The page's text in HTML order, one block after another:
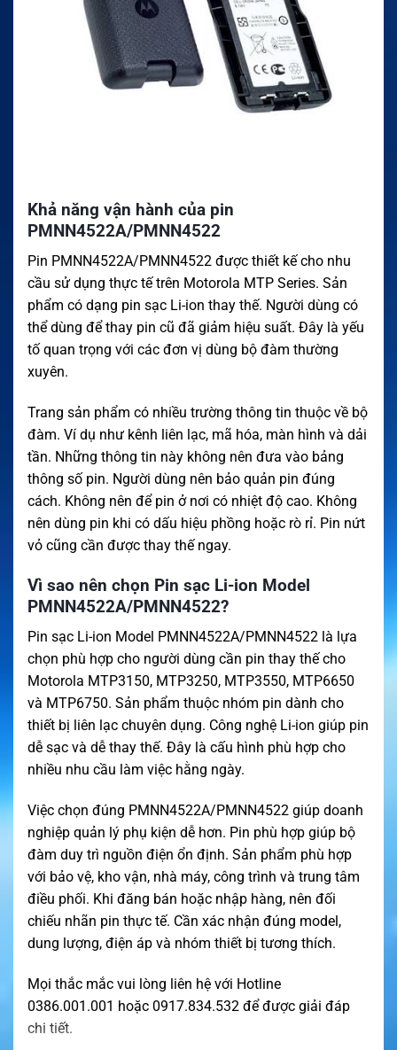
Khả năng vận hành của pin
PMNN4522A/PMNN4522
Pin PMNN4522A/PMNN4522 được thiết kế cho nhu
cầu sử dụng thực tế trên Motorola MTP Series. Sản
phẩm có dạng pin sạc Li-ion thay thế. Người dùng có
thể dùng để thay pin cũ đã giảm hiệu suất. Đây là yếu
tố quan trọng với các đơn vị dùng bộ đàm thường
xuyên.
Trang sản phẩm có nhiều trường thông tin thuộc về bộ
đàm. Ví dụ như kênh liên lạc, mã hóa, màn hình và dải
tần. Những thông tin này không nên đưa vào bảng
thông số pin. Người dùng nên bảo quản pin đúng
cách. Không nên để pin ở nơi có nhiệt độ cao. Không
nên dùng pin khi có dấu hiệu phồng hoặc rò rỉ. Pin nứt
vỏ cũng cần được thay thế ngay.
Vì sao nên chọn Pin sạc Li-ion Model
PMNN4522A/PMNN4522?
Pin sạc Li-ion Model PMNN4522A/PMNN4522 là lựa
chọn phù hợp cho người dùng cần pin thay thế cho
Motorola MTP3150, MTP3250, MTP3550, MTP6650
và MTP6750. Sản phẩm thuộc nhóm pin dành cho
thiết bị liên lạc chuyên dụng. Công nghệ Li-ion giúp pin
dễ sạc và dễ thay thế. Đây là cấu hình phù hợp cho
nhiều nhu cầu làm việc hằng ngày.
Việc chọn đúng PMNN4522A/PMNN4522 giúp doanh
nghiệp quản lý phụ kiện dễ hơn. Pin phù hợp giúp bộ
đàm duy trì nguồn điện ổn định. Sản phẩm phù hợp
với bảo vệ, kho vận, nhà máy, công trình và trung tâm
điều phối. Khi đăng bán hoặc nhập hàng, nên đối
chiếu nhãn pin thực tế. Cần xác nhận đúng model,
dung lượng, điện áp và nhóm thiết bị tương thích.
Mọi thắc mắc vui lòng liên hệ với Hotline
0386.001.001 hoặc 0917.834.532 để được giải đáp
chi tiết.